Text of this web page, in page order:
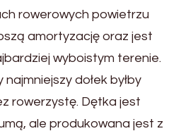
rowerowych powietrzu
amortyzację oraz jest
wyboistym terenie.
dołek byłby
rowerzystę. Dętka jest
ale produkowana jest z